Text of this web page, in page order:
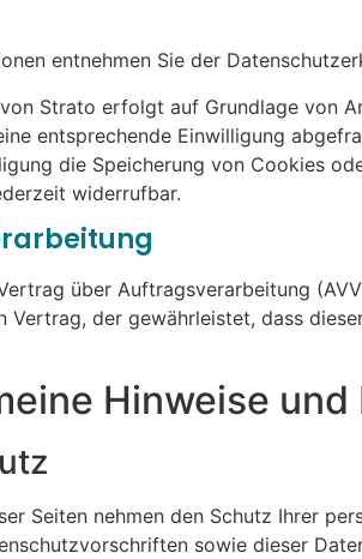
entnehmen Sie der
Strato erfolgt auf Grundlage von
entsprechende Einwilligung
die Speicherung von Cookies
widerrufbar.
über Auftragsverarbeitung
Vertrag, der gewährleistet, dass
Hinweise
Seiten nehmen den Schutz Ihrer
sowie dieser